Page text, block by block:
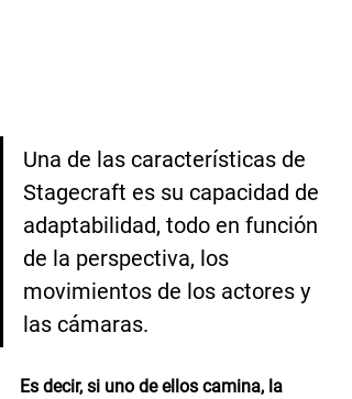
Una de las características de
Stagecraft es su capacidad de
adaptabilidad, todo en función
de la perspectiva, los
movimientos de los actores y
las cámaras.
Es decir, si uno de ellos camina, la